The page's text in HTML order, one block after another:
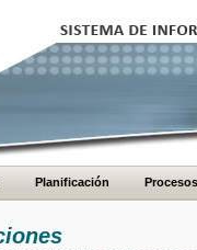
Planificación Procesos